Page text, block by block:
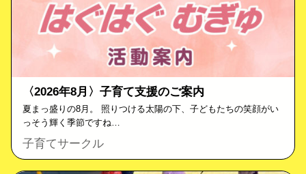
〈2026年8月〉子育て支援のご案内
夏まっ盛りの8月。 照りつける太陽の下、子どもたちの笑顔がい
っそう輝く季節ですね…
子育てサークル